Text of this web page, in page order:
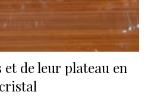
et de leur plateau en
cristal